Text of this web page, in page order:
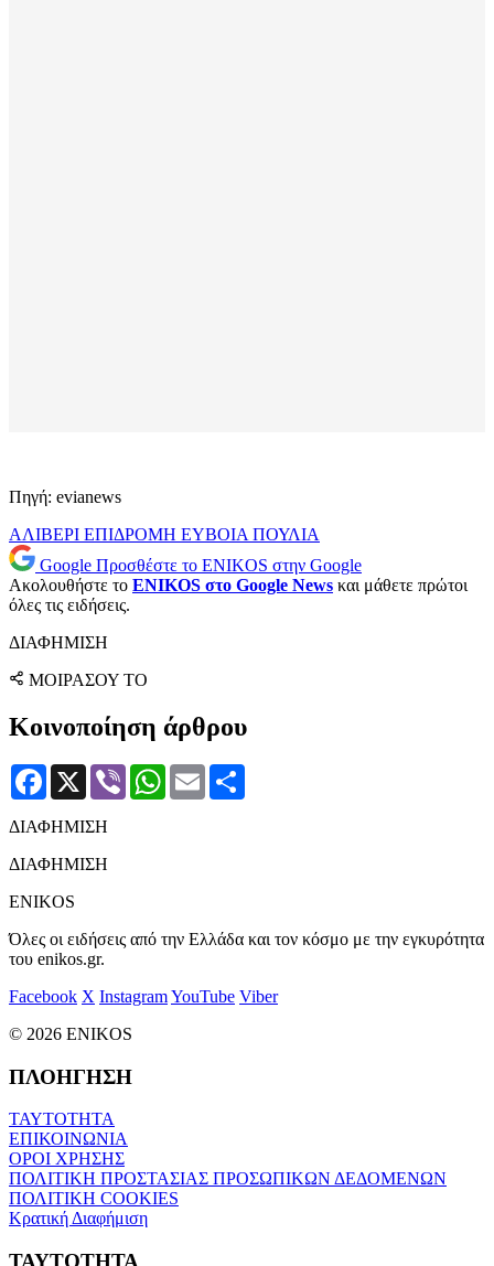
Πηγή: evianews
ΑΛΙΒΕΡΙ ΕΠΙΔΡΟΜΗ ΕΥΒΟΙΑ ΠΟΥΛΙΑ
Google Προσθέστε το ENIKOS στην Google
Ακολουθήστε το ENIKOS στο Google News και μάθετε πρώτοι
όλες τις ειδήσεις.
ΔΙΑΦΗΜΙΣΗ
ΜΟΙΡΑΣΟΥ ΤΟ
Κοινοποίηση άρθρου
Facebook
X Viber WhatsApp
Email
ΔΙΑΦΗΜΙΣΗ
ΔΙΑΦΗΜΙΣΗ
ENIKOS
Όλες οι ειδήσεις από την Ελλάδα και τον κόσμο με την εγκυρότητα
του enikos.gr.
Facebook X InstagramYouTube Viber
© 2026 ENIKOS
ΠΛΟΗΓΗΣΗ
ΤΑΥΤΟΤΗΤΑ
ΕΠΙΚΟΙΝΩΝΙΑ
ΟΡΟΙ ΧΡΗΣΗΣ
ΠΟΛΙΤΙΚΗ ΠΡΟΣΤΑΣΙΑΣ ΠΡΟΣΩΠΙΚΩΝ ΔΕΔΟΜΕΝΩΝ
ΠΟΛΙΤΙΚΗ COOKIES
Κρατική Διαφήμιση
ΤΑΥΤΟΤΗΤΑ